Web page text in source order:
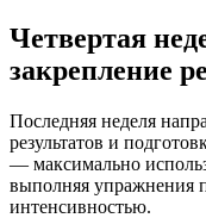
Четвертая
закрепление
Последняя неделя
результатов и
— максимально
выполняя упражнения
интенсивностью.